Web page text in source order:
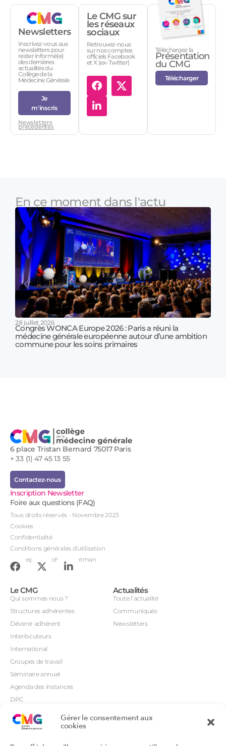
Gérer le consentement aux
cookies
Newsletters
Inscrivez-vous aux
newsletters pour
rester informé(e)
des dernières
actualités du
Collège de la
Médecine Générale
Je
m'inscris
Newsletters
précédentes
Le CMG sur
les réseaux
sociaux
Retrouvez-nous
sur nos comptes
officiels Facebook
et X (ex-Twitter)
Téléchargez la
Présentation
du CMG
Télécharger
En ce moment dans l'actu
28 juillet 2026
Congrès WONCA Europe 2026 : Paris a réuni la
médecine générale européenne autour d’une ambition
commune pour les soins primaires
6 place Tristan Bernard 75017 Paris
+ 33 (1) 47 45 13 55
Contactez-nous
Inscription Newsletter
Foire aux questions (FAQ)
Tous droits réservés - Novembre 2023
Cookies
Confidentialité
Conditions générales d'utilisation
Conception : John Brightman
Le CMG
Qui sommes nous ?
Structures adhérentes
Dévenir adhérent
Interlocuteurs
International
Groupes de travail
Séminaire annuel
Agenda des instances
DPC
CSI
Orientations prioritaires
Actualités
Toute l’actualité
Communiqués
Newsletters